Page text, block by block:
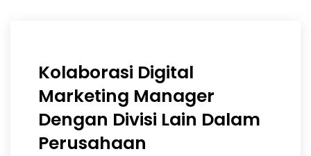
Kolaborasi Digital
Marketing Manager
Dengan Divisi Lain Dalam
Perusahaan